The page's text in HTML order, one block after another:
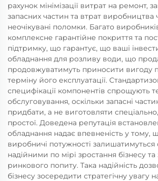
рахунок мінімізації витрат на ремонт,
запасних частин та втрат виробництва
неочікувані поломки. Багато
комплексне гарантійне покриття та
підтримку, що гарантує, що ваші
обладнання для розливу води, що
продовжуватимуть приносити вигоду
терміну його експлуатації.
специфікації компонентів спрощують
обслуговування, оскільки запасні
придбати, а не виготовляти
простої. Доведена репутація
обладнання надає впевненість у тому,
виробничі потужності залишатимуться
надійними по мірі зростання бізнесу
ринкового попиту. Така надійність
бізнесу зосередити стратегічну увагу